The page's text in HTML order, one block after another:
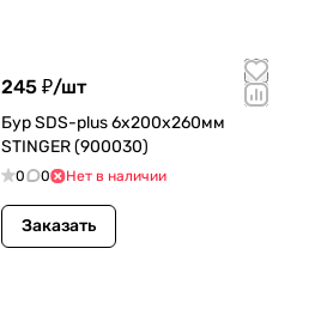
245 ₽/шт
Бур SDS-plus 6х200х260мм
STINGER (900030)
0 0 Нет в наличии
Заказать